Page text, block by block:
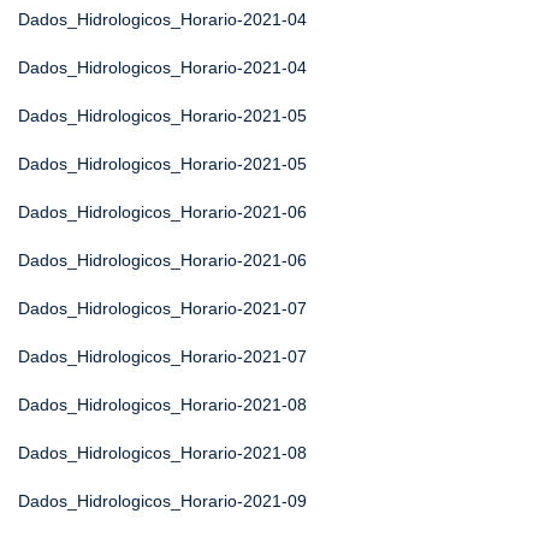
Dados_Hidrologicos_Horario-2021-04
Dados_Hidrologicos_Horario-2021-04
Dados_Hidrologicos_Horario-2021-05
Dados_Hidrologicos_Horario-2021-05
Dados_Hidrologicos_Horario-2021-06
Dados_Hidrologicos_Horario-2021-06
Dados_Hidrologicos_Horario-2021-07
Dados_Hidrologicos_Horario-2021-07
Dados_Hidrologicos_Horario-2021-08
Dados_Hidrologicos_Horario-2021-08
Dados_Hidrologicos_Horario-2021-09